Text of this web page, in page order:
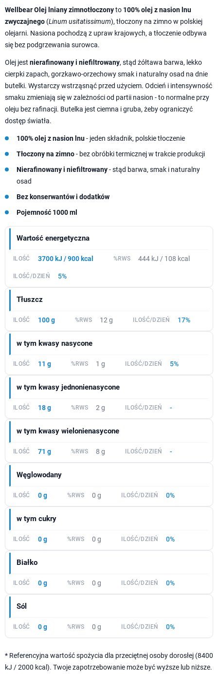
Wellbear Olej lniany zimnotłoczonyto 100% olej z nasion lnu
zwyczajnego (Linum usitatissimum), tłoczony na zimno w polskiej
olejarni. Nasiona pochodzą z upraw krajowych, a tłoczenie odbywa
się bez podgrzewania surowca.
Olej jest nierafinowany i niefiltrowany, stąd żółtawa barwa, lekko
cierpki zapach, gorzkawo-orzechowy smak i naturalny osad na dnie
butelki. Wystarczy wstrząsnąć przed użyciem. Odcień i intensywność
smaku zmieniają się w zależności od partii nasion - to normalne przy
oleju bez rafinacji. Butelka jest ciemna i gruba, żeby ograniczyć
dostęp światła.
100% olej z nasion lnu- jeden składnik, polskie tłoczenie
Tłoczony na zimno- bez obróbki termicznej w trakcie produkcji
Nierafinowany i niefiltrowany- stąd barwa, smak i naturalny
osad
Bez konserwantów i dodatków
Pojemność 1000 ml
Wartość energetyczna
3700 kJ / 900 kcal 444 kJ / 108 kcal
5%
Tłuszcz
100 g 12 g 17%
w tym kwasy nasycone
11 g 1 g 5%
w tym kwasy jednonienasycone
18 g 2 g -
w tym kwasy wielonienasycone
71 g 8 g -
Węglowodany
0 g 0 g 0%
w tym cukry
0 g 0 g 0%
Białko
0 g 0 g 0%
Sól
0 g 0 g 0%
* Referencyjna wartość spożycia dla przeciętnej osoby dorosłej (8400
kJ / 2000 kcal). Twoje zapotrzebowanie może być wyższe lub niższe.